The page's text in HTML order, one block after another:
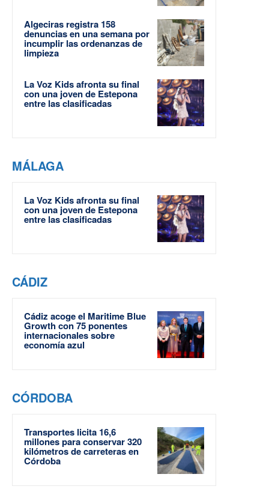
Algeciras registra 158
denuncias en una semana por
incumplir las ordenanzas de
limpieza
La Voz Kids afronta su final
con una joven de Estepona
entre las clasificadas
MÁLAGA
La Voz Kids afronta su final
con una joven de Estepona
entre las clasificadas
CÁDIZ
Cádiz acoge el Maritime Blue
Growth con 75 ponentes
internacionales sobre
economía azul
CÓRDOBA
Transportes licita 16,6
millones para conservar 320
kilómetros de carreteras en
Córdoba